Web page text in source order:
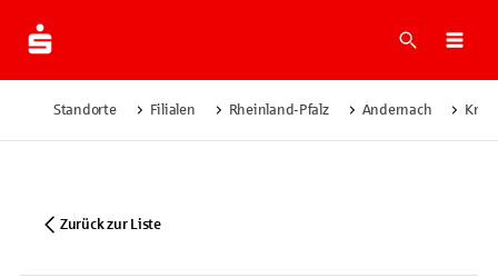
Suche
Standorte Filialen Rheinland-Pfalz Andernach
Zurück zur Liste